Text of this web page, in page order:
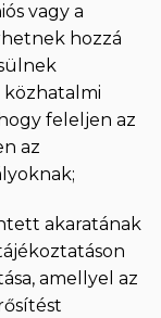
vagy a
hozzá
feleljen az
az
akaratának
amellyel az